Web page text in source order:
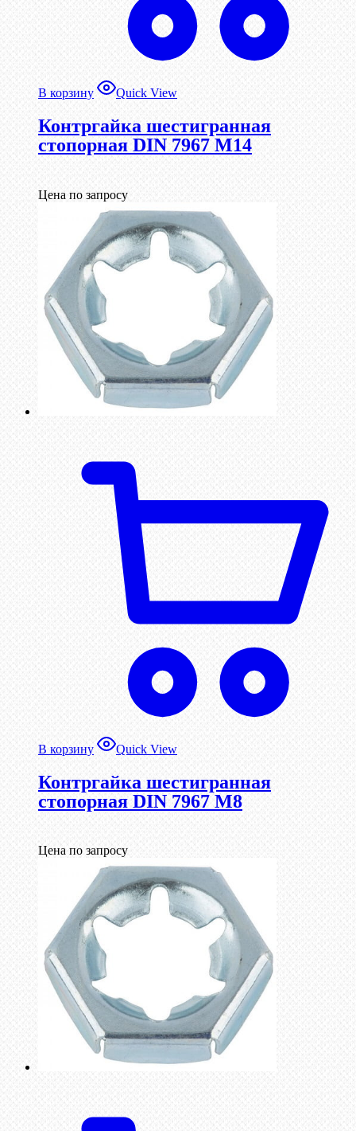
В корзину Quick View
Контргайка шестигранная
стопорная DIN 7967 М14
Цена по запросу
В корзину Quick View
Контргайка шестигранная
стопорная DIN 7967 М8
Цена по запросу